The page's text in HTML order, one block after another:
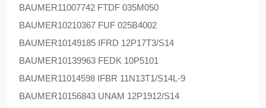
BAUMER11007742 FTDF 035M050
BAUMER10210367 FUF 025B4002
BAUMER10149185 IFRD 12P17T3/S14
BAUMER10139963 FEDK 10P5101
BAUMER11014598 IFBR 11N13T1/S14L-9
BAUMER10156843 UNAM 12P1912/S14